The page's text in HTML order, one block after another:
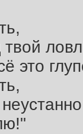
твой
это